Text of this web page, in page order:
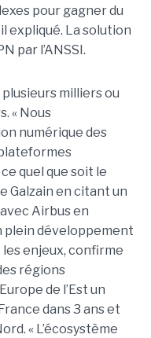
pour gagner du
expliqué. La solution
par l’ANSSI.
milliers ou
« Nous
numérique des
quel que soit le
Galzain en citant un
Airbus en
plein développement
enjeux, confirme
régions
de l’Est un
dans 3 ans et
« L’écosystème